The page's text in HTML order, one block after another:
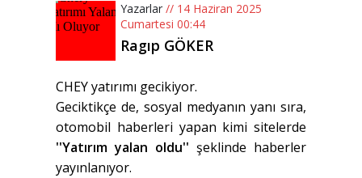
Yazarlar // 14 Haziran 2025
Cumartesi 00:44
Ragıp GÖKER
CHEY yatırımı gecikiyor.
Geciktikçe de, sosyal medyanın yanı sıra,
otomobil haberleri yapan kimi sitelerde
''Yatırım yalan oldu'' şeklinde haberler
yayınlanıyor.